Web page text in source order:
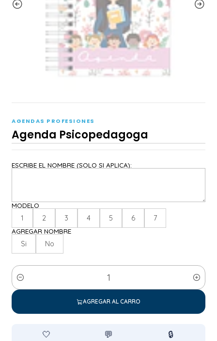
AGENDAS PROFESIONES
Agenda Psicopedagoga
ESCRIBE EL NOMBRE (SOLO SI APLICA):
MODELO
1 2 3 4 5 6 7
AGREGAR NOMBRE
Si No
Cantidad
AGREGAR AL CARRO
🤍 💬 🔒